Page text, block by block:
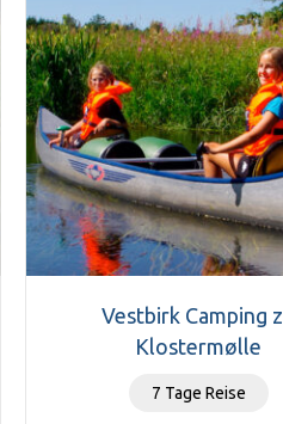
Vestbirk Camping
Klostermølle
7 Tage Reise